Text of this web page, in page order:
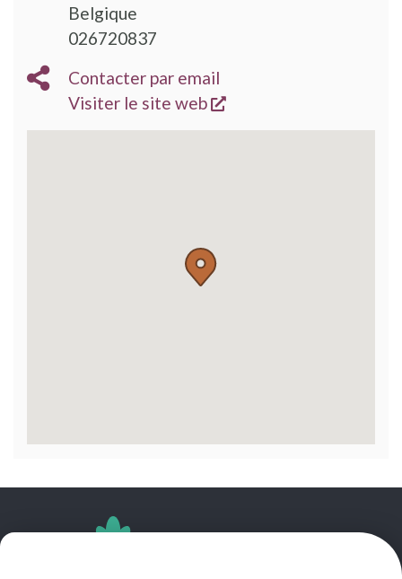
Belgique
026720837
Contacter par email
Visiter le site web
s'ouvre dans une